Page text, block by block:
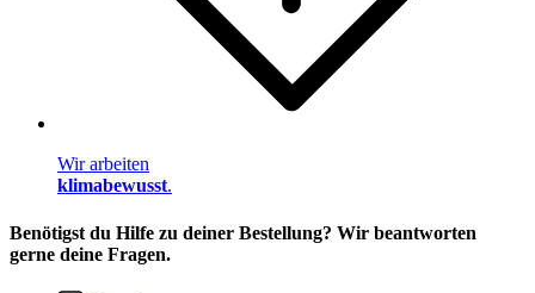
Wir arbeiten
klimabewusst.
Benötigst du Hilfe zu deiner Bestellung? Wir beantworten
gerne deine Fragen.